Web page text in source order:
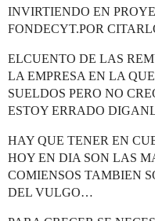
INVIRTIENDO EN
FONDECYT.POR
ELCUENTO DE LAS
LA EMPRESA EN LA
SUELDOS PERO NO
ESTOY ERRADO
HAY QUE TENER EN
HOY EN DIA SON LAS
COMIENSOS TAMBIEN
DEL VULGO…